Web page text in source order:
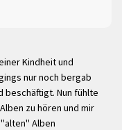
Kindheit und
nur noch bergab
beschäftigt. Nun fühlte
zu hören und mir
Alben